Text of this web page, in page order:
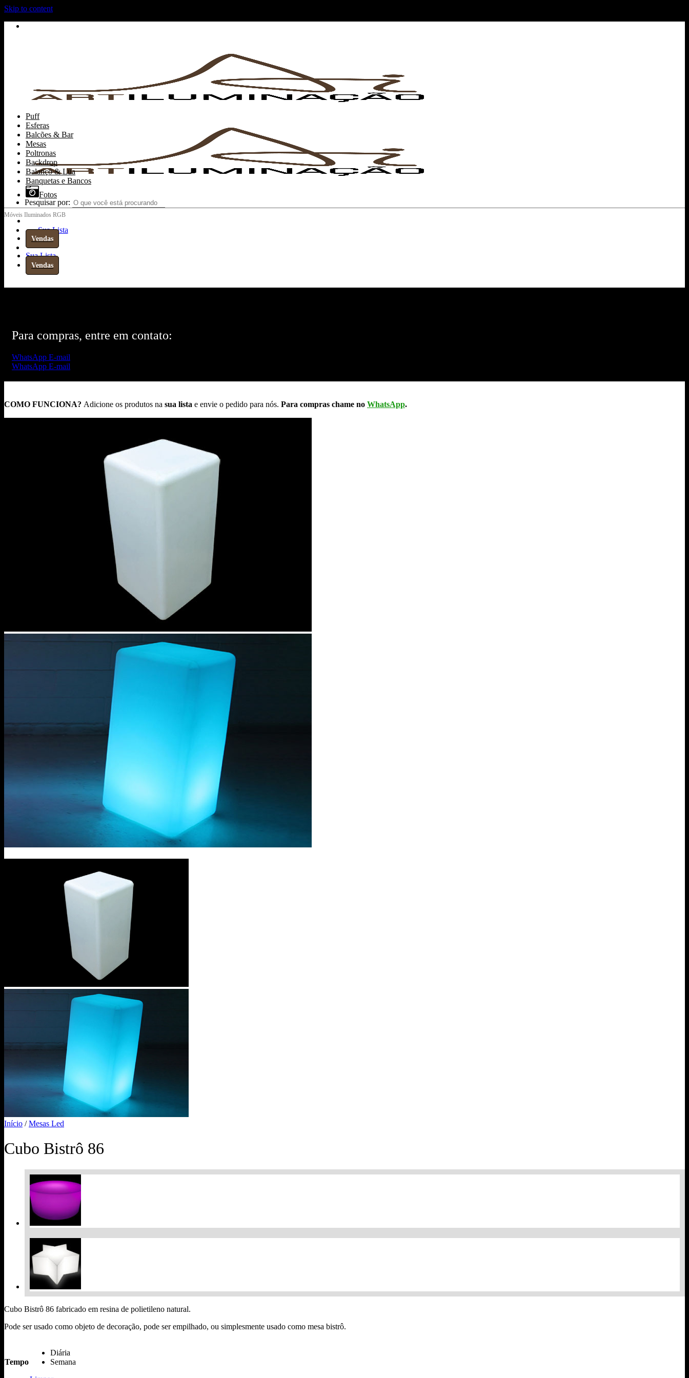
Skip to content
Pesquisar por:
Sua Lista
Puff
Esferas
Balcões & Bar
Mesas
Poltronas
Backdrop
Balanço & Lua
Banquetas e Bancos
Fotos
Vendas
Sua Lista
Vendas
Para compras, entre em contato:
WhatsApp E-mail
WhatsApp E-mail
COMO FUNCIONA? Adicione os produtos na sua lista e envie o pedido para nós. Para compras chame no WhatsApp.
Início / Mesas Led
Cubo Bistrô 86
Cubo Bistrô 86 fabricado em resina de polietileno natural.
Pode ser usado como objeto de decoração, pode ser empilhado, ou simplesmente usado como mesa bistrô.
Tempo
Diária
Semana